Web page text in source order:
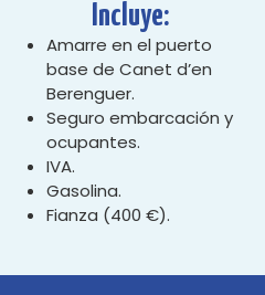
Incluye:
Amarre en el puerto
base de Canet d’en
Berenguer.
Seguro embarcación y
ocupantes.
IVA.
Gasolina.
Fianza (400 €).